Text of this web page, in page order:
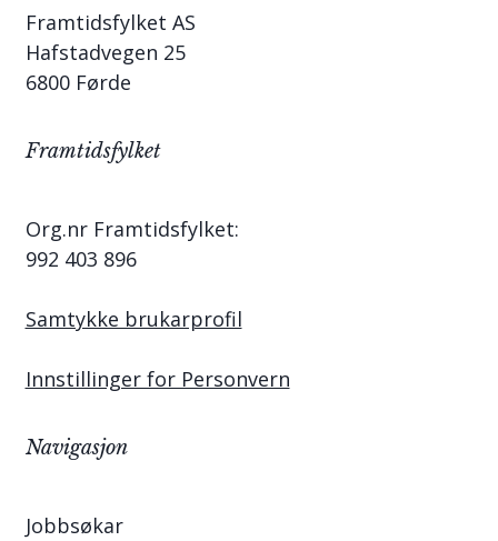
Framtidsfylket AS
Hafstadvegen 25
6800 Førde
Framtidsfylket
Org.nr Framtidsfylket:
992 403 896
Samtykke brukarprofil
Innstillinger for Personvern
Navigasjon
Jobbsøkar